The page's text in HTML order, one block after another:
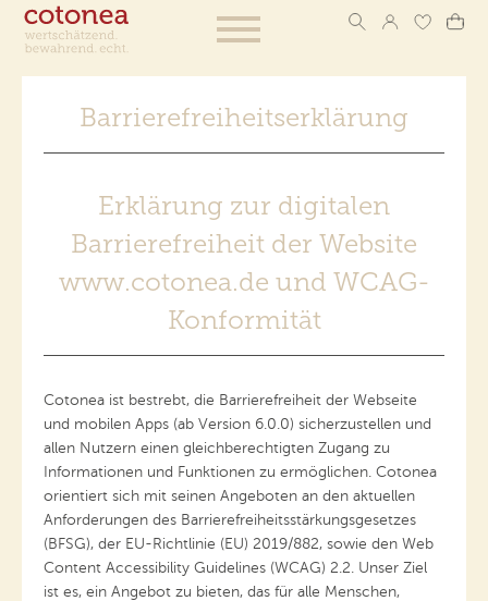
Barrierefreiheitserklärung
Erklärung zur digitalen
Barrierefreiheit der Website
www.cotonea.de und WCAG-
Konformität
Cotonea ist bestrebt, die Barrierefreiheit der Webseite
und mobilen Apps (ab Version 6.0.0) sicherzustellen und
allen Nutzern einen gleichberechtigten Zugang zu
Informationen und Funktionen zu ermöglichen. Cotonea
orientiert sich mit seinen Angeboten an den aktuellen
Anforderungen des Barrierefreiheitsstärkungsgesetzes
(BFSG), der EU-Richtlinie (EU) 2019/882, sowie den Web
Content Accessibility Guidelines (WCAG) 2.2. Unser Ziel
ist es, ein Angebot zu bieten, das für alle Menschen,